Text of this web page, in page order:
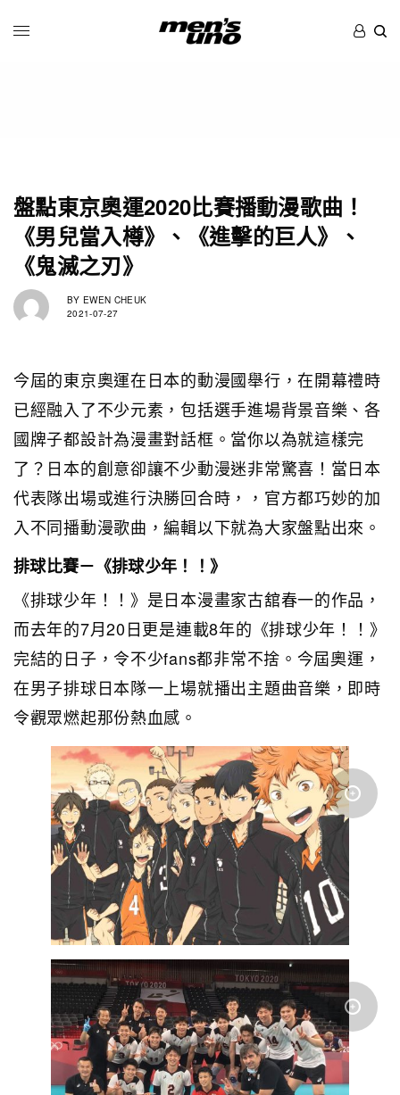
盤點東京奧運2020比賽播動漫歌曲！
《男兒當入樽》、《進擊的巨人》、
《鬼滅之刃》
BY EWEN CHEUK
2021-07-27
今屆的東京奧運在日本的動漫國舉行，在開幕禮時
已經融入了不少元素，包括選手進場背景音樂、各
國牌子都設計為漫畫對話框。當你以為就這樣完
了？日本的創意卻讓不少動漫迷非常驚喜！當日本
代表隊出場或進行決勝回合時，，官方都巧妙的加
入不同播動漫歌曲，編輯以下就為大家盤點出來。
排球比賽－《排球少年！！》
《排球少年！！》是日本漫畫家古舘春一的作品，
而去年的7月20日更是連載8年的《排球少年！！》
完結的日子，令不少fans都非常不捨。今屆奧運，
在男子排球日本隊一上場就播出主題曲音樂，即時
令觀眾燃起那份熱血感。